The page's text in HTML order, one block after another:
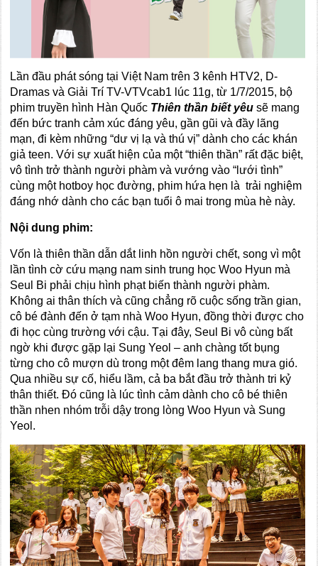
Lần đầu phát sóng tại Việt Nam trên 3 kênh HTV2, D-
Dramas và Giải Trí TV-VTVcab1 lúc 11g, từ 1/7/2015, bộ
phim truyền hình Hàn Quốc Thiên thần biết yêu sẽ mang
đến bức tranh cảm xúc đáng yêu, gần gũi và đầy lãng
mạn, đi kèm những “dư vị lạ và thú vị” dành cho các khán
giả teen. Với sự xuất hiện của một “thiên thần” rất đặc biệt,
vô tình trở thành người phàm và vướng vào “lưới tình”
cùng một hotboy học đường, phim hứa hẹn là trải nghiệm
đáng nhớ dành cho các bạn tuổi ô mai trong mùa hè này.
Nội dung phim:
Vốn là thiên thần dẫn dắt linh hồn người chết, song vì một
lần tình cờ cứu mạng nam sinh trung học Woo Hyun mà
Seul Bi phải chịu hình phạt biến thành người phàm.
Không ai thân thích và cũng chẳng rõ cuộc sống trần gian,
cô bé đành đến ở tạm nhà Woo Hyun, đồng thời được cho
đi học cùng trường với cậu. Tại đây, Seul Bi vô cùng bất
ngờ khi được gặp lại Sung Yeol – anh chàng tốt bụng
từng cho cô mượn dù trong một đêm lang thang mưa gió.
Qua nhiều sự cố, hiểu lầm, cả ba bắt đầu trở thành tri kỷ
thân thiết. Đó cũng là lúc tình cảm dành cho cô bé thiên
thần nhen nhóm trỗi dậy trong lòng Woo Hyun và Sung
Yeol.